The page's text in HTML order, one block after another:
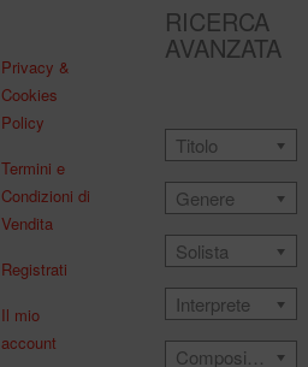
Privacy &
Cookies
Policy
Termini e
Condizioni di
Vendita
Registrati
Il mio
account
RICERCA
AVANZATA
Titolo
Genere
Solista
Interprete